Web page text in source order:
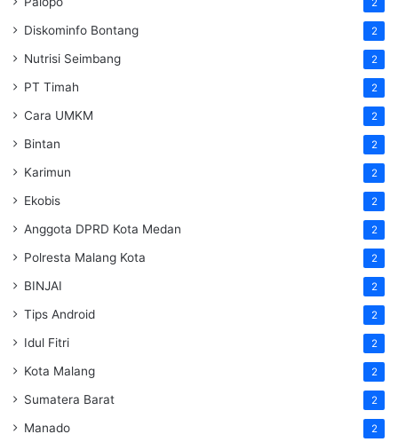
2
Diskominfo Bontang 2
Nutrisi Seimbang 2
PT Timah 2
Cara UMKM 2
Bintan 2
Karimun 2
Ekobis 2
Anggota DPRD Kota Medan 2
Polresta Malang Kota 2
BINJAI 2
Tips Android 2
Idul Fitri 2
Kota Malang 2
Sumatera Barat 2
Manado 2